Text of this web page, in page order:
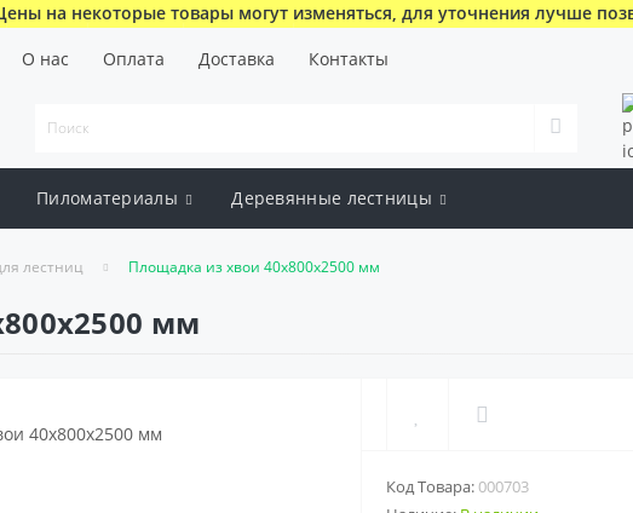
на некоторые товары могут изменяться, для уточнения лучше
О нас Оплата Доставка Контакты
Пиломатериалы Деревянные лестницы
лестниц Площадка из хвои 40х800х2500 мм
мм
Код Товара:000703